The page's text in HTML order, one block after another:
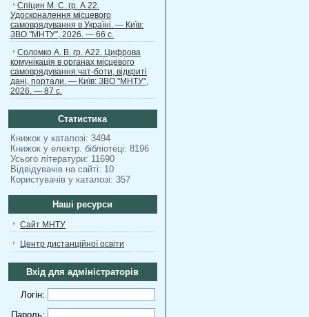
Спіцин М. С. гр. А 22.
Удосконалення місцевого
самоврядування в Україні. — Київ:
ЗВО "МНТУ", 2026. — 66 с.
Соломко А. В. гр. А22. Цифрова
комунікація в органах місцевого
самоврядування:чат-боти, відкриті
дані, портали. — Київ: ЗВО "МНТУ",
2026. — 87 с.
Статистика
Книжок у каталозі: 3494
Книжок у електр. бібліотеці: 8196
Усього літератури: 11690
Відвідувачів на сайті: 10
Користувачів у каталозі: 357
Наші ресурси
Сайт МНТУ
Центр дистанційної освіти
Вхід для адміністраторів
Логін:
Пароль: